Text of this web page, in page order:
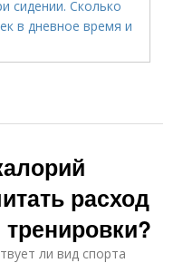
расход
ли вид спорта